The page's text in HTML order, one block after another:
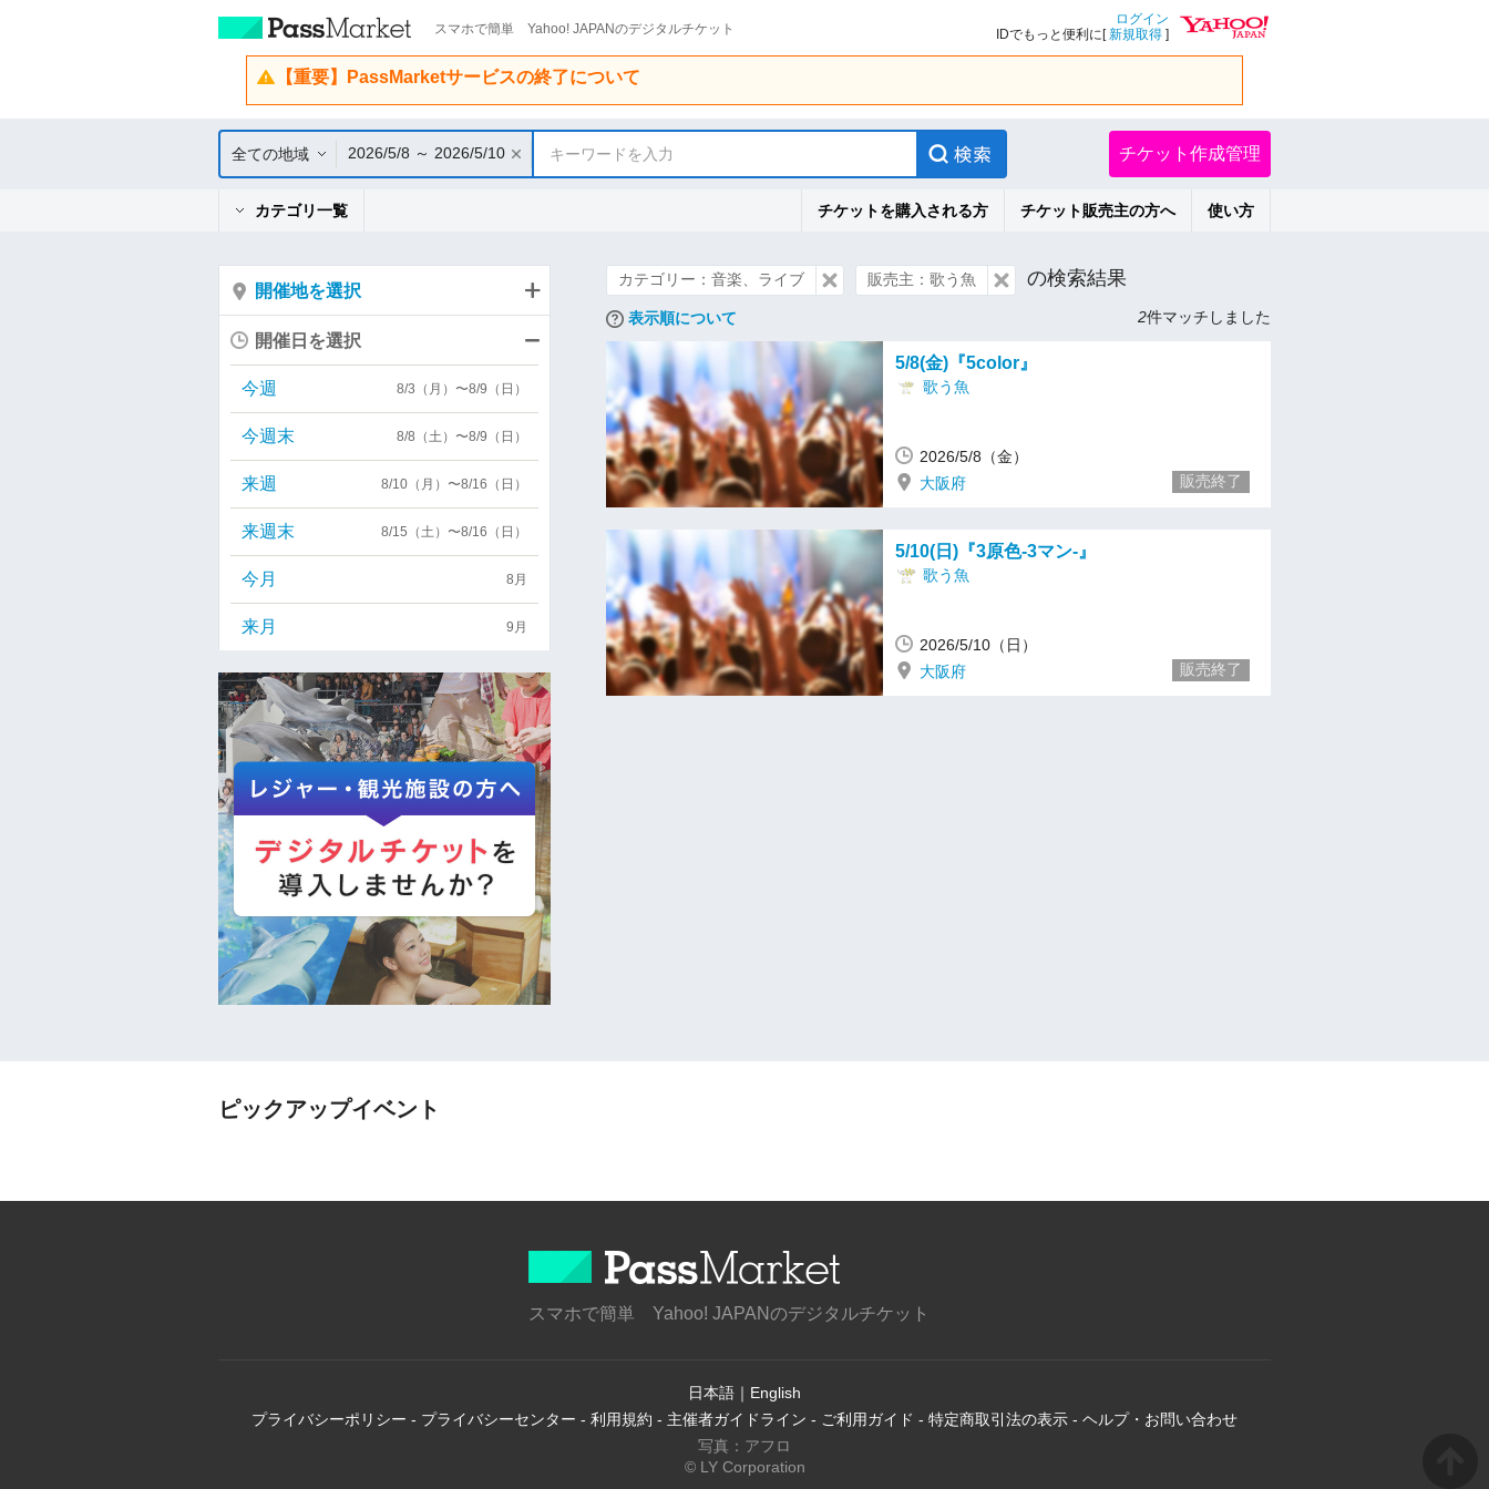
スマホで簡単 Yahoo! JAPANのデジタルチケット
ログイン
IDでもっと便利に[新規取得 ]
【重要】PassMarketサービスの終了について
全ての地域 2026/5/8 ～ 2026/5/10 キーワードを入力 チケット作成管理
カテゴリ一覧 チケットを購入される方 チケット販売主の方へ 使い方
カテゴリー：音楽、ライブ 販売主：歌う魚 の検索結果
表示順について 2件マッチしました
5/8(金)『5color』
歌う魚
2026/5/8（金）
大阪府
販売終了
5/10(日)『3原色-3マン-』
歌う魚
2026/5/10（日）
大阪府
販売終了
開催地を選択
開催日を選択
今週 8/3（月）〜8/9（日）
今週末 8/8（土）〜8/9（日）
来週 8/10（月）〜8/16（日）
来週末 8/15（土）〜8/16（日）
今月 8月
来月 9月
ピックアップイベント
スマホで簡単 Yahoo! JAPANのデジタルチケット
日本語 ｜ English
プライバシーポリシー - プライバシーセンター - 利用規約 - 主催者ガイドライン - ご利用ガイド - 特定商取引法の表示 - ヘルプ・お問い合わせ
写真：アフロ
© LY Corporation